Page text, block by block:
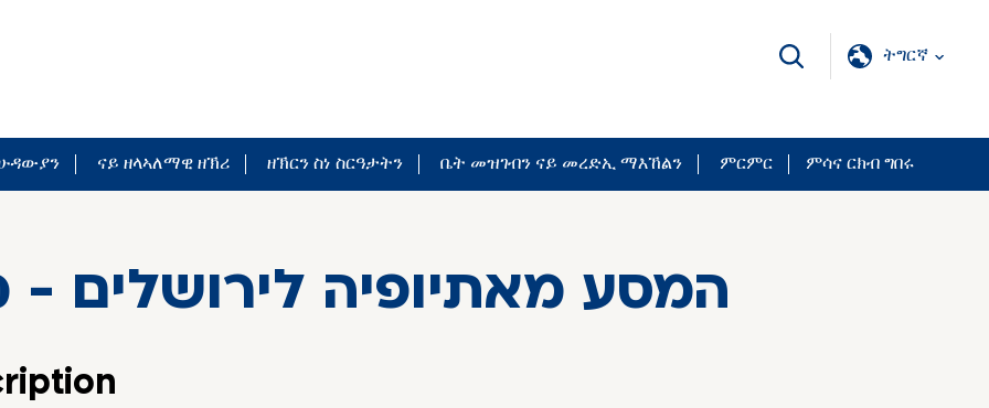
ትግርኛ
ናይ ዘላኣለማዊ ዘኽሪ ዘኽርን ስነ ስርዓታትን ቤት መዝገብን ናይ መረድኢ ማእኸልን ምርምር ምሳና ርክብ ግበሩ
המסע מאתיופיה לירושלים